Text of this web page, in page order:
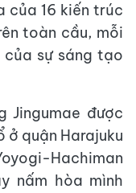
của 16 kiến trúc
toàn cầu, mỗi
sự sáng tạo
Jingumae được
quận Harajuku
Hachiman
nấm hòa mình